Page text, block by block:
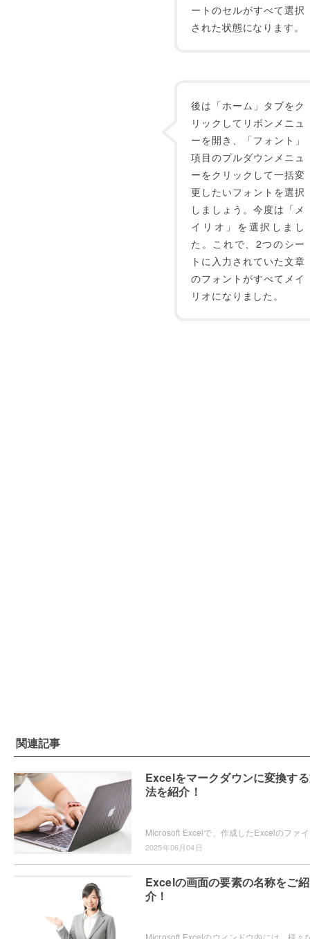
ートのセルがすべて選択
された状態になります。
後は「ホーム」タブをク
リックしてリボンメニュ
ーを開き、「フォント」
項目のプルダウンメニュ
ーをクリックして一括変
更したいフォントを選択
しましょう。今度は「メ
イリオ」を選択しまし
た。これで、2つのシー
トに入力されていた文章
のフォントがすべてメイ
リオになりました。
関連記事
Excelをマークダウンに変換す
法を紹介！
2025年06月04日
Excelの画面の要素の名称をご紹
介！